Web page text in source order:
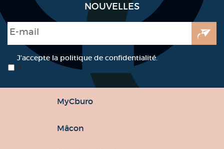
NOUVELLES
E-mail
RGPD *
J’accepte la politique de confidentialité.
*
MyCburo
Mâcon